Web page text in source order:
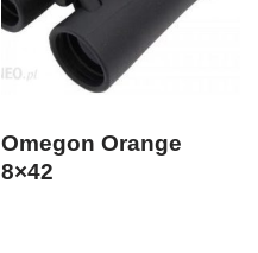
Omegon Orange
8×42